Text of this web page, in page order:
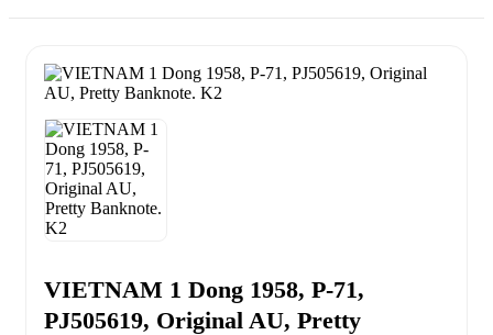
VIETNAM 1 Dong 1958, P-71,
PJ505619, Original AU, Pretty